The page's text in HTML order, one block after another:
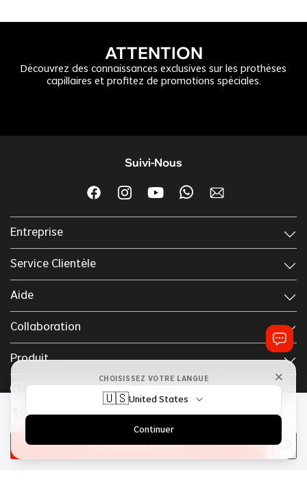
ATTENTION
Découvrez des connaissances exclusives sur les prothèses
capillaires et profitez de promotions spéciales.
Entreprise
Service Clientèle
Aide
Collaboration
Produit
Suivi-Nous
EUR Français États-Unis
Copyright © 2025 Lordhair
Termes & Conditions
Politique Confidentialité
192,00 €237,00 €
Ajouter au panier
CHOISISSEZ VOTRE LANGUE
🇺🇸United States
Continuer